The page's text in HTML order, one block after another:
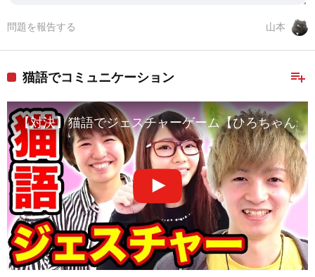
山本
問題を報告する
playlist_add
猫語でコミュニケーション
【対決】猫語でジェスチャーゲーム【ひろちゃんね